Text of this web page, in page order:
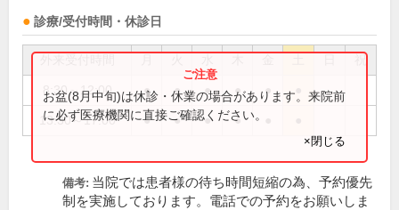
診療/受付時間・休診日
祝
8:30～12:00 ● ● ● ● ●
13:30～17:00 ● ● ● ●
お盆(8月中旬)は休診・休業の場合があります。来院前
に必ず医療機関に直接ご確認ください。
×閉じる
備考: 当院では患者様の待ち時間短縮の為、予約優先
制を実施しております。電話での予約をお願いしま